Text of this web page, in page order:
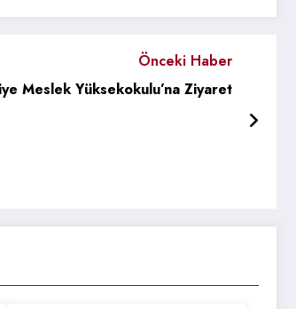
Önceki Haber
Meslek Yüksekokulu’na Ziyaret